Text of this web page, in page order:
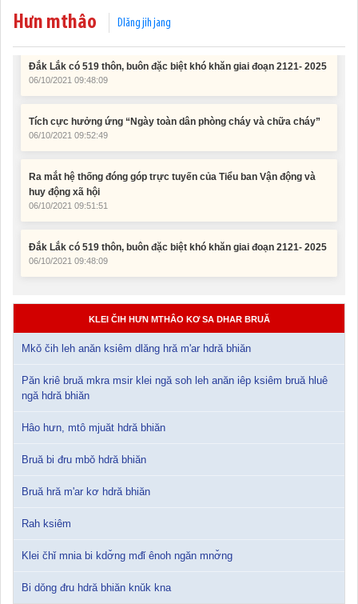
Hưn mthâo Dlăng jih jang
06/10/2021 09:48:09
06/10/2021 09:52:49
huy động xã hội
06/10/2021 09:51:51
06/10/2021 09:48:09
KLEI ČIH HƯN MTHÂO KƠ SA DHAR BRUĂ
Mkǒ čih leh anăn ksiêm dlăng hră m'ar hdră bhiăn
Păn kriê bruă mkra msir klei ngă soh leh anăn iêp ksiêm bruă hluê
ngă hdră bhiăn
Hâo hưn, mtô mjuăt hdră bhiăn
Bruă bi đru mbǒ hdră bhiăn
Bruă hră m'ar kơ hdră bhiăn
Rah ksiêm
Klei čhǐ mnia bi kdơ̌ng mđǐ ênoh ngăn mnơ̌ng
Bi dǒng đru hdră bhiăn knǔk kna